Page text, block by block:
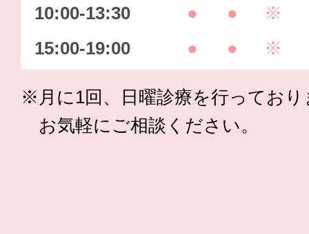
10:00-13:30 ● ● ※
15:00-19:00
● ● ※
※月に1回、日曜診療を行っており
お気軽にご相談ください。